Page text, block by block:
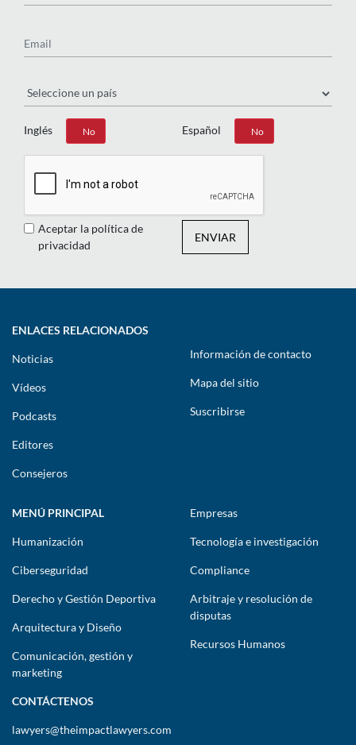
Inglés
Sí No Español
Sí No
Aceptar la política de
privacidad
ENVIAR
ENLACES RELACIONADOS
Noticias
Vídeos
Podcasts
Editores
Consejeros
Información de contacto
Mapa del sitio
Suscribirse
MENÚ PRINCIPAL
Humanización
Ciberseguridad
Derecho y Gestión Deportiva
Arquitectura y Diseño
Comunicación, gestión y
marketing
Empresas
Tecnología e investigación
Compliance
Arbitraje y resolución de
disputas
Recursos Humanos
CONTÁCTENOS
lawyers@theimpactlawyers.com